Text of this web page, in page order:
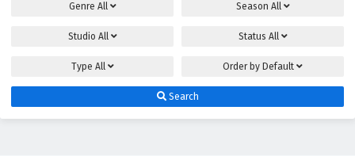
Genre All Season All
Studio All Status All
Type All Order by Default
Search